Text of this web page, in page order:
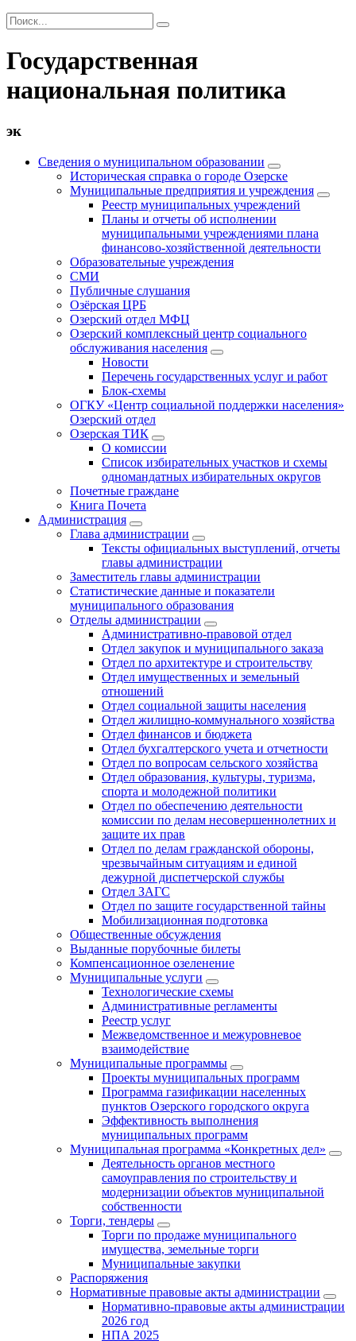
Государственная
национальная политика
эк
Сведения о муниципальном образовании
Историческая справка о городе Озерске
Муниципальные предприятия и учреждения
Реестр муниципальных учреждений
Планы и отчеты об исполнении
муниципальными учреждениями плана
финансово-хозяйственной деятельности
Образовательные учреждения
СМИ
Публичные слушания
Озёрская ЦРБ
Озерский отдел МФЦ
Озерский комплексный центр социального
обслуживания населения
Новости
Перечень государственных услуг и работ
Блок-схемы
ОГКУ «Центр социальной поддержки населения»
Озерский отдел
Озерская ТИК
О комиссии
Список избирательных участков и схемы
одномандатных избирательных округов
Почетные граждане
Книга Почета
Администрация
Глава администрации
Тексты официальных выступлений, отчеты
главы администрации
Заместитель главы администрации
Статистические данные и показатели
муниципального образования
Отделы администрации
Административно-правовой отдел
Отдел закупок и муниципального заказа
Отдел по архитектуре и строительству
Отдел имущественных и земельный
отношений
Отдел социальной защиты населения
Отдел жилищно-коммунального хозяйства
Отдел финансов и бюджета
Отдел бухгалтерского учета и отчетности
Отдел по вопросам сельского хозяйства
Отдел образования, культуры, туризма,
спорта и молодежной политики
Отдел по обеспечению деятельности
комиссии по делам несовершеннолетних и
защите их прав
Отдел по делам гражданской обороны,
чрезвычайным ситуациям и единой
дежурной диспетчерской службы
Отдел ЗАГС
Отдел по защите государственной тайны
Мобилизационная подготовка
Общественные обсуждения
Выданные порубочные билеты
Компенсационное озеленение
Муниципальные услуги
Технологические схемы
Административные регламенты
Реестр услуг
Межведомственное и межуровневое
взаимодействие
Муниципальные программы
Проекты муниципальных программ
Программа газификации населенных
пунктов Озерского городского округа
Эффективность выполнения
муниципальных программ
Муниципальная программа «Конкретных дел»
Деятельность органов местного
самоуправления по строительству и
модернизации объектов муниципальной
собственности
Торги, тендеры
Торги по продаже муниципального
имущества, земельные торги
Муниципальные закупки
Распоряжения
Нормативные правовые акты администрации
Нормативно-правовые акты администрации
2026 год
НПА 2025